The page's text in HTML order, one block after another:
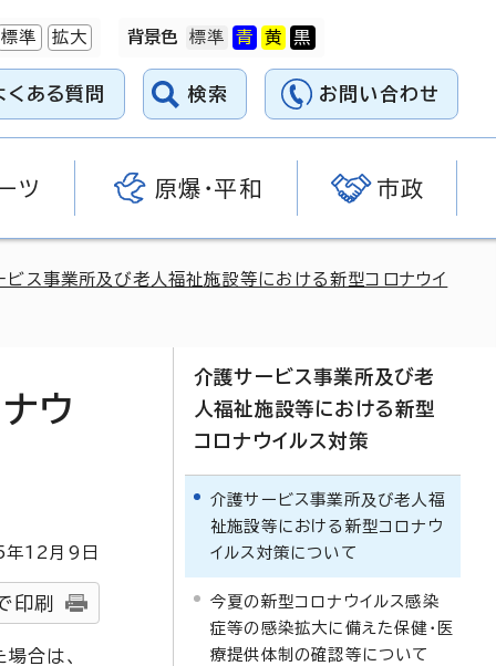
標準 拡大 背景色
くある質問 検索 お問い合わせ
ツ 原爆・平和 市政
ビス事業所及び老人福祉施設等における新型コロナウイ
ウ
年12 月9日
印刷
合は、
介護サービス事業所及び老
人福祉施設等における新型
コロナウイルス対策
介護サービス事業所及び老人福
祉施設等における新型コロナウ
イルス対策について
今夏の新型コロナウイルス感染
症等の感染拡大に備えた保健・医
療提供体制の確認等について